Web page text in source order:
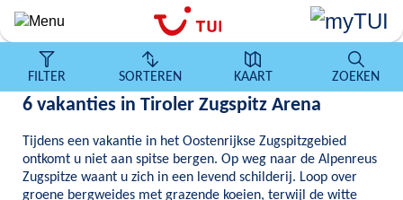
Overslaan
en
algemene
inhoud
FILTER SORTEREN KAART ZOEKEN
6 vakanties in Tiroler Zugspitz Arena
Tijdens een vakantie in het Oostenrijkse Zugspitzgebied
ontkomt u niet aan spitse bergen. Op weg naar de Alpenreus
Zugspitze waant u zich in een levend schilderij. Loop over
groene bergweides met grazende koeien, terwijl de witte